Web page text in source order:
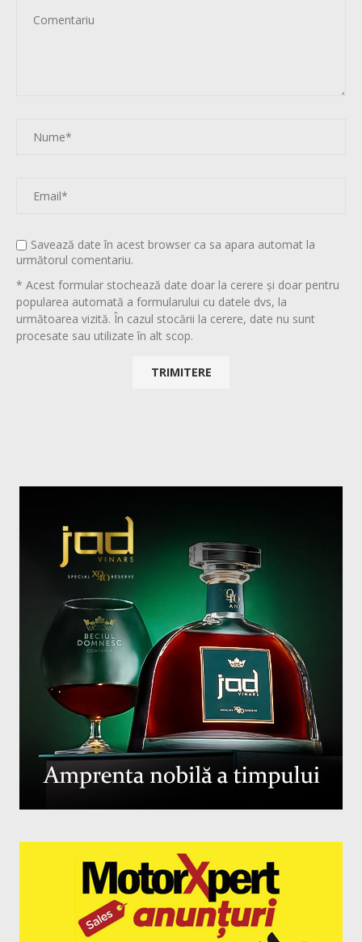
Savează date în acest browser ca sa apara automat la
următorul comentariu.
* Acest formular stochează date doar la cerere și doar pentru
popularea automată a formularului cu datele dvs, la
următoarea vizită. În cazul stocării la cerere, date nu sunt
procesate sau utilizate în alt scop.